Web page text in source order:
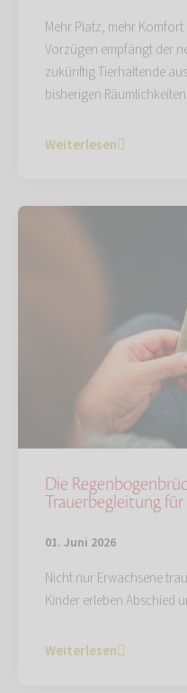
Mehr Platz, mehr Komfort
Vorzügen empfängt der
zukünftig Tierhaltende
bisherigen
Weiterlesen
Die
Trauerbegleitung
01. Juni 2026
Nicht nur Erwachsene
Kinder erleben Abschied
Weiterlesen